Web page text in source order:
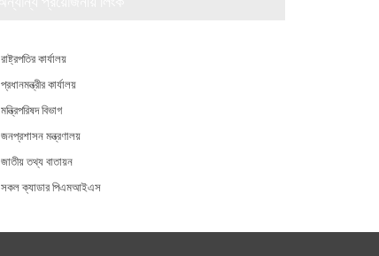
রাষ্ট্রপতির কার্যালয়
প্রধানমন্ত্রীর কার্যালয়
মন্ত্রিপরিষদ বিভাগ
জনপ্রশাসন মন্ত্রণালয়
জাতীয় তথ্য বাতায়ন
সকল ক্যাডার পিএমআইএস